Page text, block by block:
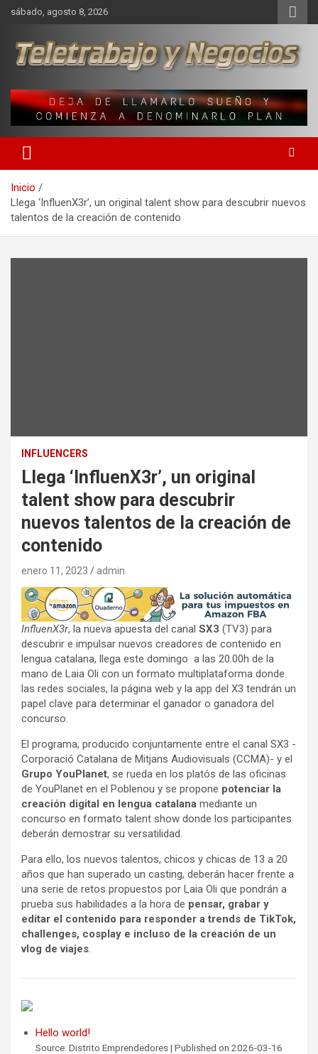
Saltarsábado, agosto 8, 2026
Teletrabajo y Negocios
Inicio
Llega ‘InfluenX3r’, un original talent show para descubrir nuevos
talentos de la creación de contenido
INFLUENCERS
Llega ‘InfluenX3r’, un original
talent show para descubrir
nuevos talentos de la creación de
contenido
enero 11, 2023 admin
InfluenX3r, la nueva apuesta del canal SX3 (TV3) para
descubrir e impulsar nuevos creadores de contenido en
lengua catalana, llega este domingo a las 20.00h de la
mano de Laia Oli con un formato multiplataforma donde
las redes sociales, la página web y la app del X3 tendrán un
papel clave para determinar el ganador o ganadora del
concurso.
El programa, producido conjuntamente entre el canal SX3 -
Corporació Catalana de Mitjans Audiovisuals (CCMA)- y el
Grupo YouPlanet, se rueda en los platós de las oficinas
de YouPlanet en el Poblenou y se propone potenciar la
creación digital en lengua catalana mediante un
concurso en formato talent show donde los participantes
deberán demostrar su versatilidad.
Para ello, los nuevos talentos, chicos y chicas de 13 a 20
años que han superado un casting, deberán hacer frente a
una serie de retos propuestos por Laia Oli que pondrán a
prueba sus habilidades a la hora de pensar, grabar y
editar el contenido para responder a trends de TikTok,
challenges, cosplay e incluso de la creación de un
vlog de viajes.
Hello world!
Source: Distrito Emprendedores Published on 2026-03-16